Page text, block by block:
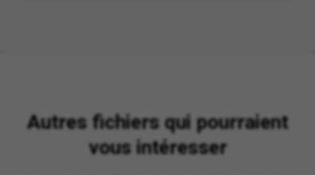
Autres fichiers qui pourraient
vous intéresser